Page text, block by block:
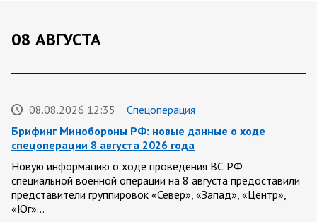
08 АВГУСТА
08.08.2026 12:35
Спецоперация
Брифинг Минобороны РФ: новые данные о ходе
спецоперации 8 августа 2026 года
Новую информацию о ходе проведения ВС РФ
специальной военной операции на 8 августа предоставили
представители группировок «Север», «Запад», «Центр»,
«Юг»…